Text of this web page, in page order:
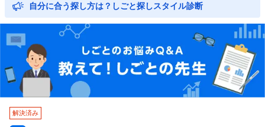
自分に合う探し方は？しごと探しスタイル診断
解決済み